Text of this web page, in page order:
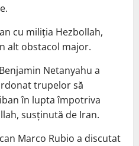
cu miliția Hezbollah,
alt obstacol major.
Netanyahu a
trupelor să
în lupta împotriva
susținută de Iran.
Marco Rubio a discutat